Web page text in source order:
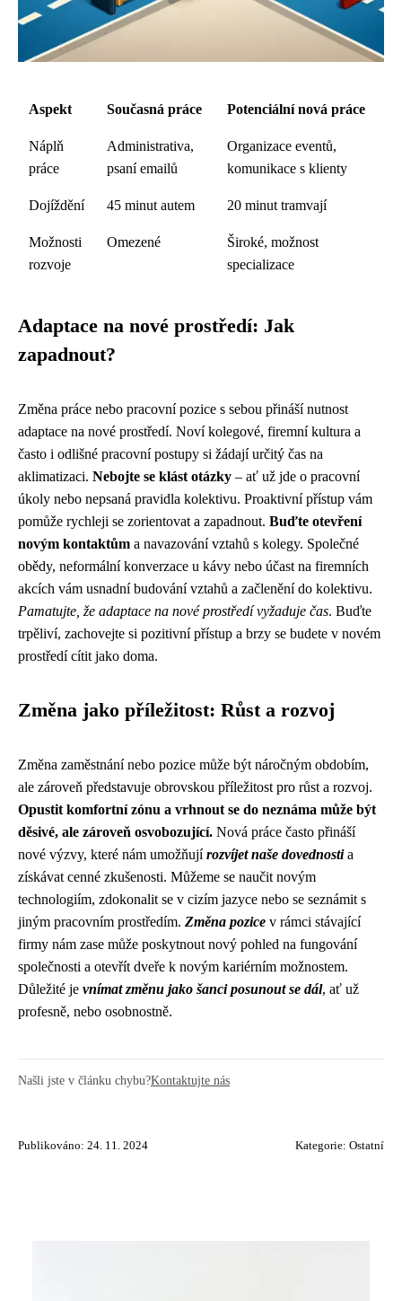
Aspekt Současná práce Potenciální nová práce
Náplň
práce
Administrativa,
psaní emailů
Organizace eventů,
komunikace s klienty
Dojíždění 45 minut autem 20 minut tramvají
Možnosti
rozvoje
Omezené
Široké, možnost
specializace
Adaptace na nové prostředí: Jak
zapadnout?
Změna práce nebo pracovní pozice s sebou přináší nutnost
adaptace na nové prostředí. Noví kolegové, firemní kultura a
často i odlišné pracovní postupy si žádají určitý čas na
aklimatizaci. Nebojte se klást otázky – ať už jde o pracovní
úkoly nebo nepsaná pravidla kolektivu. Proaktivní přístup vám
pomůže rychleji se zorientovat a zapadnout. Buďte otevření
novým kontaktům a navazování vztahů s kolegy. Společné
obědy, neformální konverzace u kávy nebo účast na firemních
akcích vám usnadní budování vztahů a začlenění do kolektivu.
Pamatujte, že adaptace na nové prostředí vyžaduje čas. Buďte
trpěliví, zachovejte si pozitivní přístup a brzy se budete v novém
prostředí cítit jako doma.
Změna jako příležitost: Růst a rozvoj
Změna zaměstnání nebo pozice může být náročným obdobím,
ale zároveň představuje obrovskou příležitost pro růst a rozvoj.
Opustit komfortní zónu a vrhnout se do neznáma může být
děsivé, ale zároveň osvobozující. Nová práce často přináší
nové výzvy, které nám umožňujírozvíjet naše dovednostia
získávat cenné zkušenosti. Můžeme se naučit novým
technologiím, zdokonalit se v cizím jazyce nebo se seznámit s
jiným pracovním prostředím. Změna pozice v rámci stávající
firmy nám zase může poskytnout nový pohled na fungování
společnosti a otevřít dveře k novým kariérním možnostem.
Důležité je vnímat změnu jako šanci posunout se dál, ať už
profesně, nebo osobnostně.
Našli jste v článku chybu?Kontaktujte nás
Publikováno: 24. 11. 2024 Kategorie: Ostatní